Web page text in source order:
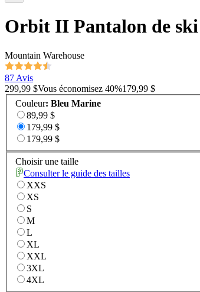
Orbit II Pantalon de
Mountain Warehouse
87 Avis
299,99 $Vous économisez 40%179,99 $
Couleur: Bleu Marine
89,99 $
179,99 $
179,99 $
Choisir une taille
Consulter le guide des tailles
XXS
XS
S
M
L
XL
XXL
3XL
4XL